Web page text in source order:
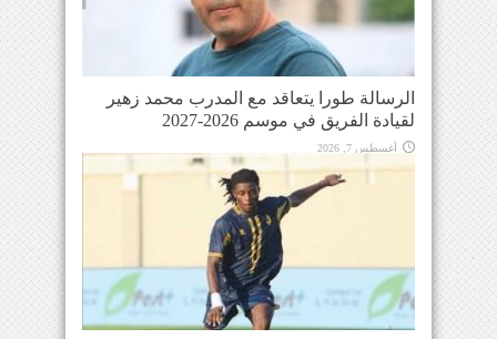
الرسالة طورا يتعاقد مع المدرب محمد زهير
لقيادة الفريق في موسم 2026-2027
أغسطس 7, 2026